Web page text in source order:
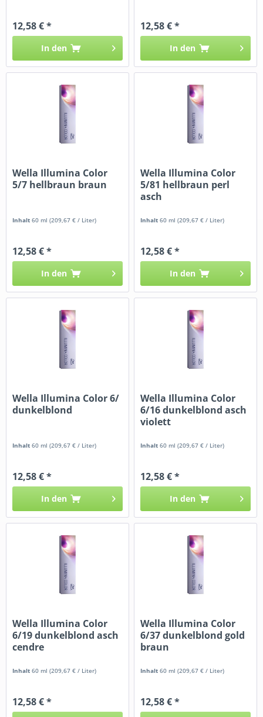
12,58 € *
In den
12,58 € *
In den
Wella Illumina Color
5/7 hellbraun braun
Inhalt60 ml(209,67 € / Liter)
12,58 € *
In den
Wella Illumina Color
5/81 hellbraun perl
asch
Inhalt60 ml(209,67 € / Liter)
12,58 € *
In den
Wella Illumina Color 6/
dunkelblond
Inhalt60 ml(209,67 € / Liter)
12,58 € *
In den
Wella Illumina Color
6/16 dunkelblond asch
violett
Inhalt60 ml(209,67 € / Liter)
12,58 € *
In den
Wella Illumina Color
6/19 dunkelblond asch
cendre
Inhalt60 ml(209,67 € / Liter)
12,58 € *
Wella Illumina Color
6/37 dunkelblond gold
braun
Inhalt60 ml(209,67 € / Liter)
12,58 € *